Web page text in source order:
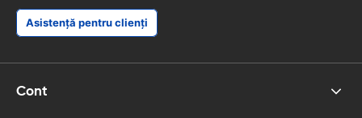
Asistență pentru clienți
Cont